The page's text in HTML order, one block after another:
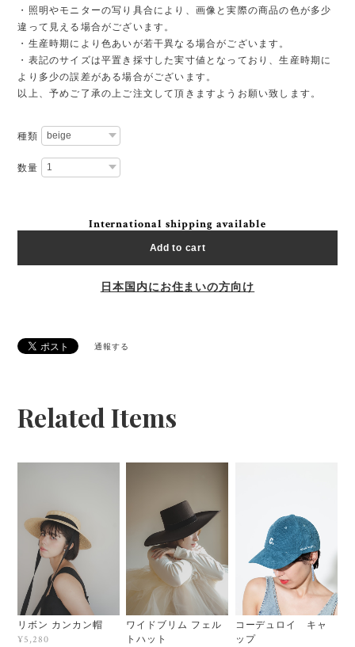
・照明やモニターの写り具合により、画像と実際の商品の色が多少
違って見える場合がございます。
・生産時期により色あいが若干異なる場合がございます。
・表記のサイズは平置き採寸した実寸値となっており、生産時期に
より多少の誤差がある場合がございます。
以上、予めご了承の上ご注文して頂きますようお願い致します。
種類
数量
International shipping available
Add to cart
日本国内にお住まいの方向け
通報する
Related Items
リボン カンカン帽
¥5,280
ワイドブリム フェル
トハット
コーデュロイ キャ
ップ